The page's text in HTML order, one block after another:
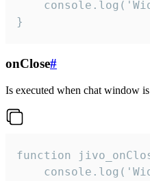
}
onClose#
Is executed when chat window
function